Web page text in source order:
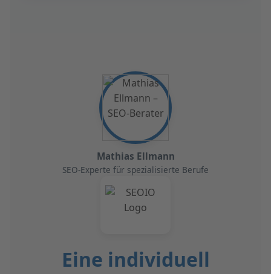
Mathias Ellmann
SEO-Experte für spezialisierte Berufe
Eine individuell